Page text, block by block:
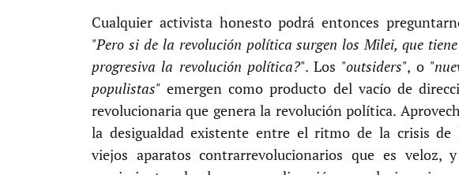
Cualquier activista honesto podrá entonces
"Pero si de la revolución política surgen los Milei, que
progresiva la revolución política?". Los "outsiders", o
populistas" emergen como producto del vacío de
revolucionaria que genera la revolución política.
la desigualdad existente entre el ritmo de la crisis de
viejos aparatos contrarrevolucionarios que es veloz,